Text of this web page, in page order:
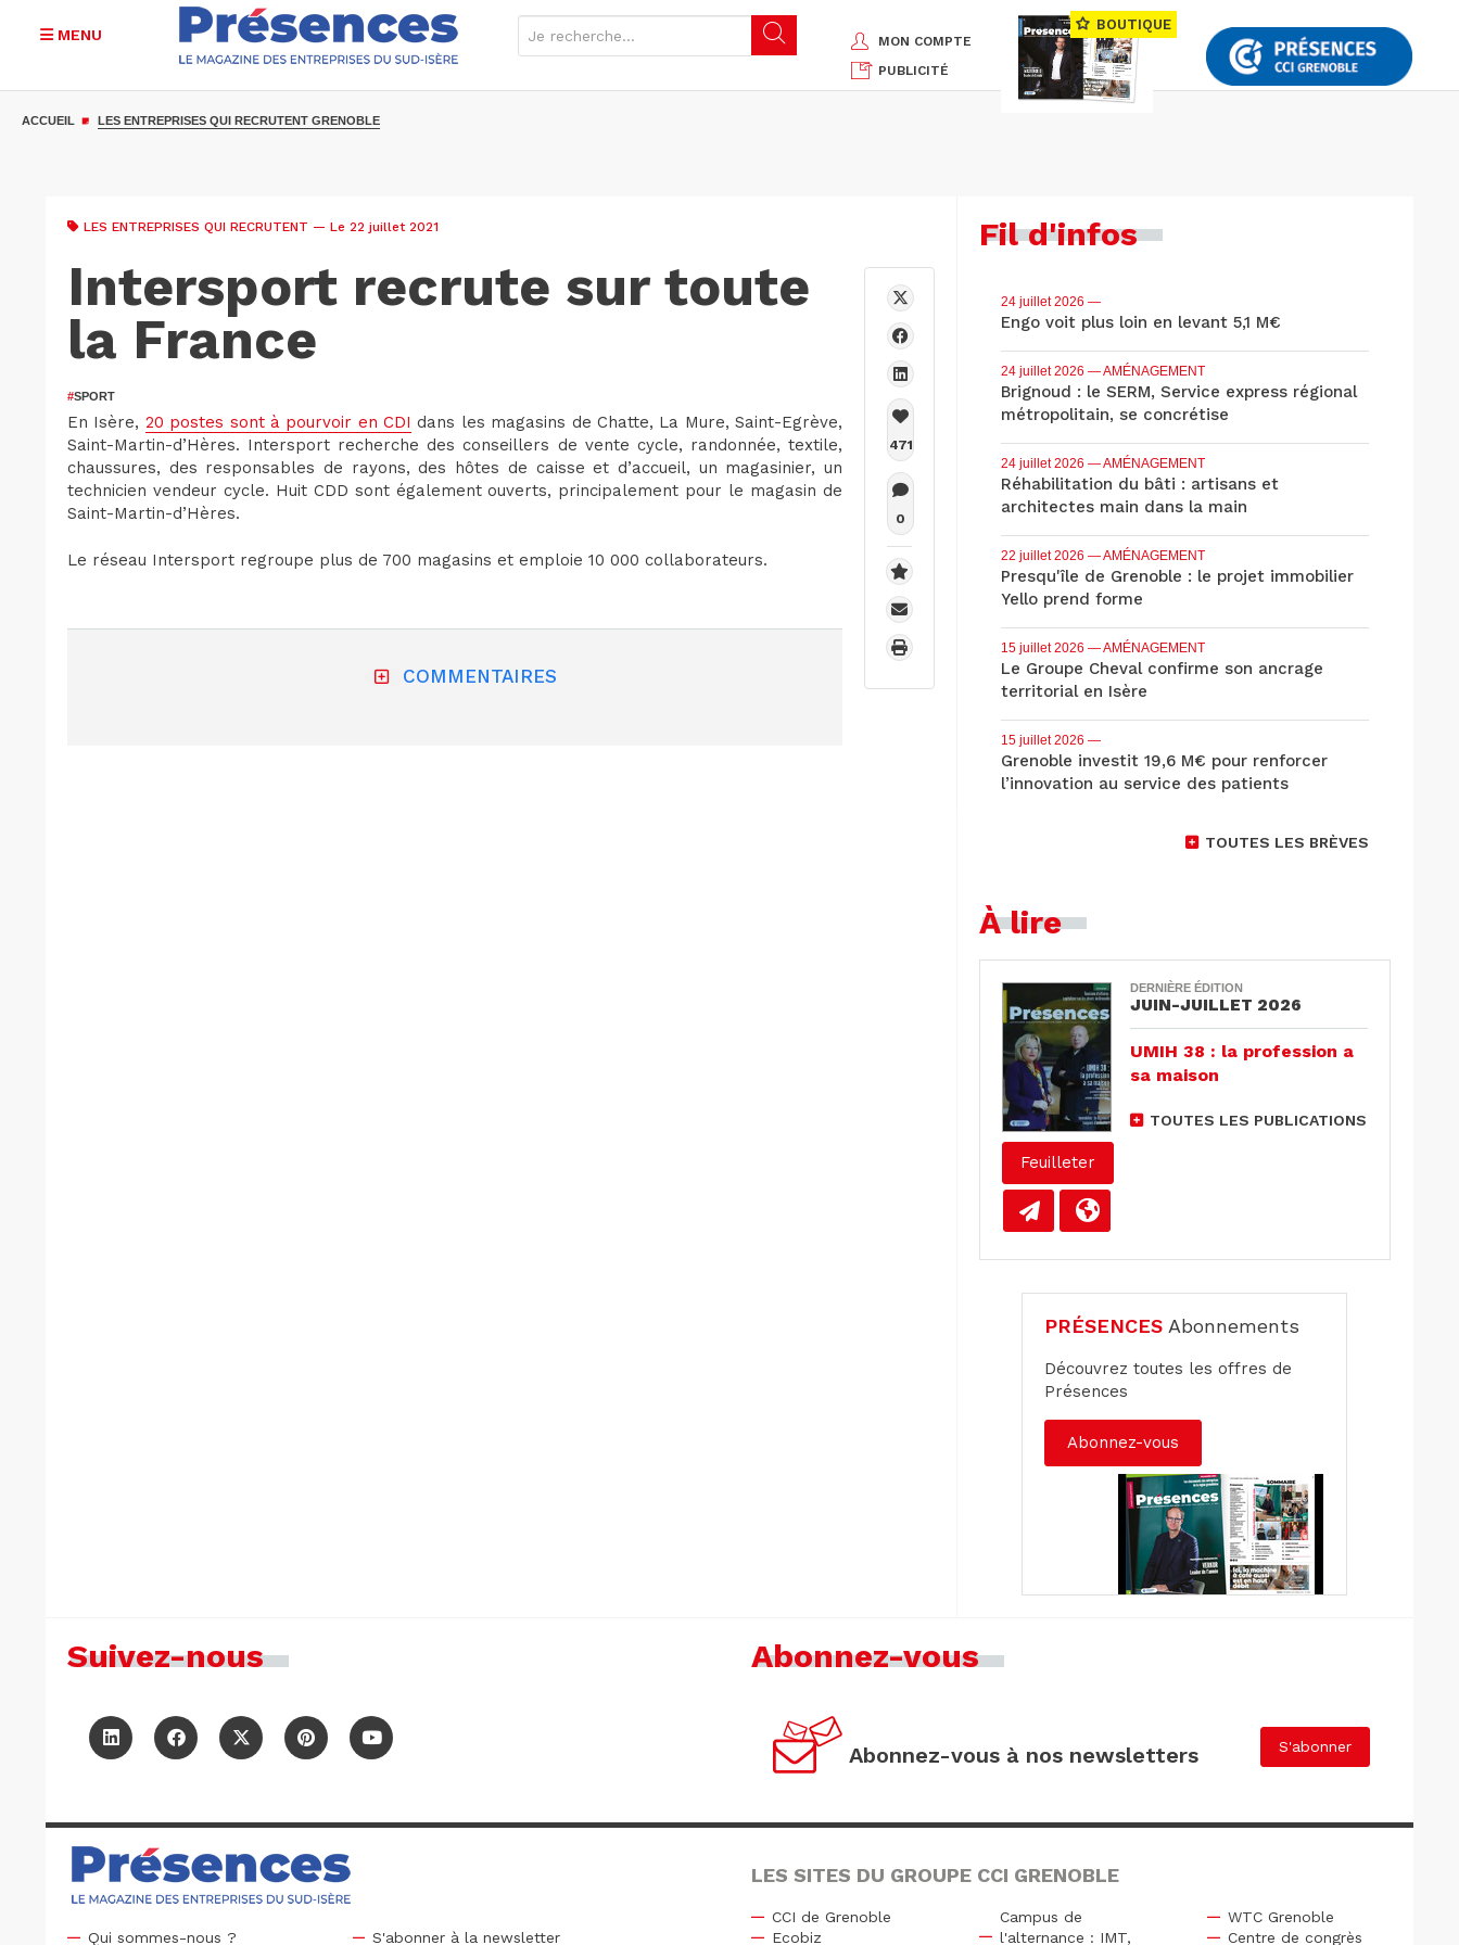
MENU
MON COMPTE
PUBLICITÉ
BOUTIQUE
ACCUEIL LES ENTREPRISES QUI RECRUTENT GRENOBLE
LES ENTREPRISES QUI RECRUTENT — Le 22 juillet 2021
Intersport recrute sur toute
la France
#SPORT
En Isère, 20 postes sont à pourvoir en CDI dans les magasins de Chatte, La Mure, Saint-Egrève,
Saint-Martin-d’Hères. Intersport recherche des conseillers de vente cycle, randonnée, textile,
chaussures, des responsables de rayons, des hôtes de caisse et d’accueil, un magasinier, un
technicien vendeur cycle. Huit CDD sont également ouverts, principalement pour le magasin de
Saint-Martin-d’Hères.
Le réseau Intersport regroupe plus de 700 magasins et emploie 10 000 collaborateurs.
COMMENTAIRES
471
0
Fil d'infos
24 juillet 2026 —
Engo voit plus loin en levant 5,1 M€
24 juillet 2026 — AMÉNAGEMENT
Brignoud : le SERM, Service express régional
métropolitain, se concrétise
24 juillet 2026 — AMÉNAGEMENT
Réhabilitation du bâti : artisans et
architectes main dans la main
22 juillet 2026 — AMÉNAGEMENT
Presqu'île de Grenoble : le projet immobilier
Yello prend forme
15 juillet 2026 — AMÉNAGEMENT
Le Groupe Cheval confirme son ancrage
territorial en Isère
15 juillet 2026 —
Grenoble investit 19,6 M€ pour renforcer
l’innovation au service des patients
TOUTES LES BRÈVES
À lire
Feuilleter
DERNIÈRE ÉDITION
JUIN-JUILLET 2026
UMIH 38 : la profession a
sa maison
TOUTES LES PUBLICATIONS
PRÉSENCES Abonnements
Découvrez toutes les offres de
Présences
Abonnez-vous
Suivez-nous Abonnez-vous
Abonnez-vous à nos newsletters S'abonner
Qui sommes-nous ? S'abonner à la newsletter
LES SITES DU GROUPE CCI GRENOBLE
CCI de Grenoble
Ecobiz
Campus de
l'alternance : IMT,
WTC Grenoble
Centre de congrès